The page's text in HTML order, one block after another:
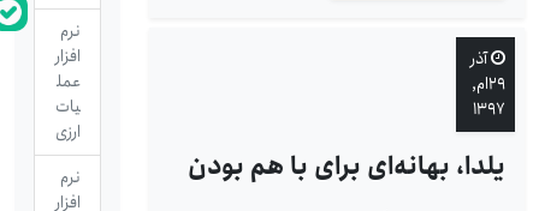
آذر
۲۹ام,
۱۳۹۷
یلدا، بهانه‌ای برای با هم بودن
نرم
افزار
عمل
یات
ارزی
نرم
افزار